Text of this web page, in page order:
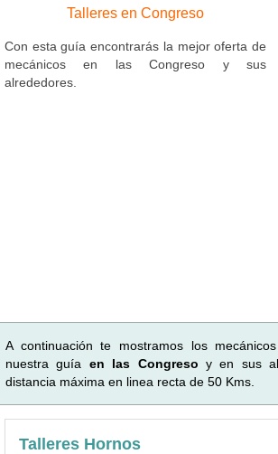
Talleres en Congreso
Con esta guía encontrarás la mejor oferta de
mecánicos en las Congreso y sus
alrededores.
A continuación te mostramos los
nuestra guía en las Congreso y en sus
distancia máxima en linea recta de 50 Kms.
Talleres Hornos